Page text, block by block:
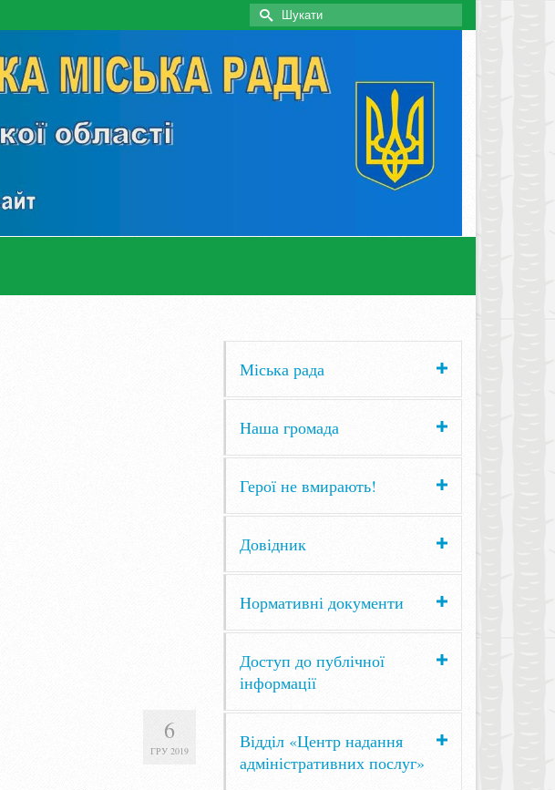
Search
for:
6
ГРУ 2019
Міська рада
Наша громада
Герої не вмирають!
Довідник
Нормативні документи
Доступ до публічної
інформації
Відділ «Центр надання
адміністративних послуг»